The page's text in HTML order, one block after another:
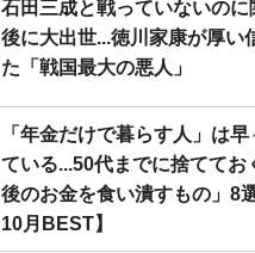
石田三成と戦っていないのに
後に大出世...徳川家康が厚い
た「戦国最大の悪人」
「年金だけで暮らす人」は
ている...50代までに捨ててお
後のお金を食い潰すもの」8
10月BEST】